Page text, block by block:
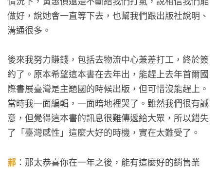
做好，說她會一直等下去，也幫我們跟出版社說明、
溝通很多。
後來我努力賺錢，包括去物流中心兼差打工，終於簽
約了。原本希望這本書在去年出，能趕上去年首爾國
際書展臺灣是主題國的時候出版，但可惜沒能趕上。
當時我一面編輯，一面暗地裡哭了。雖然我們很有誠
意，但覺得這本書的訊息很難傳遞給大眾，所以錯失
了「臺灣感性」這麼大好的時機，實在太難受了。
郝 ：那太恭喜你在一年之後，能有這麼好的銷售業